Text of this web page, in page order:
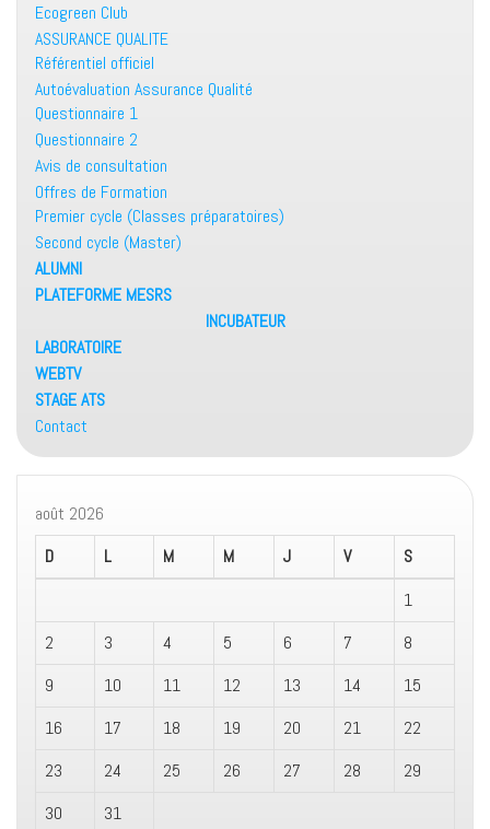
Ecogreen Club
ASSURANCE QUALITE
Référentiel officiel
Autoévaluation Assurance Qualité
Questionnaire 1
Questionnaire 2
Avis de consultation
Offres de Formation
Premier cycle (Classes préparatoires)
Second cycle (Master)
ALUMNI
PLATEFORME MESRS
INCUBATEUR
LABORATOIRE
WEBTV
STAGE ATS
Contact
août 2026
D
L M M J V
S
1
2
3 4 5 6 7
8
9
10 11 12 13 14
15
16
17 18 19 20 21
22
23
24 25 26 27 28
29
30
31